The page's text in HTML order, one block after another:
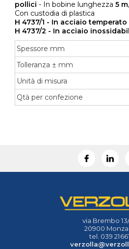
pollici - In bobine lunghezza 5 m,
Con custodia di plastica
H 4737/1 - In acciaio
H 4737/2 - In acciaio
Spessore mm
Tolleranza ± mm
Unità di misura
Qtà per confezione
via Brembo
20900 Monza
tel. 039 21661